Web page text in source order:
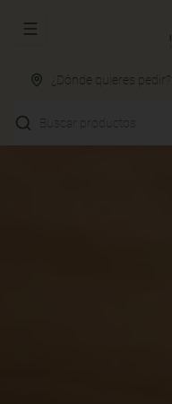
Abrir menu de navegación
¿Dónde quieres pedir?
Buscar productos